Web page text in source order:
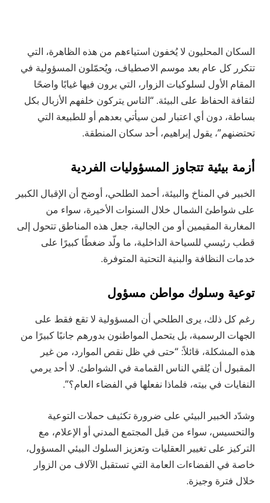
السكان المحليون لا يُخفون استياءهم من هذه الظاهرة، التي
تتكرر كل عام بعد موسم الاصطياف، ويُحمّلون المسؤولية في
المقام الأول لسلوكيات الزوار، التي يرون فيها غيابًا واضحًا
لثقافة الحفاظ على البيئة. “الناس يتركون خلفهم الأزبال بكل
بساطة، دون أي اعتبار لمن سيأتي بعدهم أو للطبيعة التي
تحتضنهم”، يقول إبراهيم، أحد سكان المنطقة.
أزمة بيئية تتجاوز المسؤوليات الفردية
الخبير في المناخ والبيئة، أحمد الطلحي، أوضح أن الإقبال الكبير
على شواطئ الشمال خلال السنوات الأخيرة، سواء من
المغاربة المقيمين أو من الجالية، جعل هذه المناطق تتحول إلى
قطب رئيسي للسياحة الداخلية، ما ولّد ضغطًا كبيرًا على
خدمات النظافة والبنية التحتية المتوفرة.
توعية وسلوك مواطن مسؤول
رغم كل ذلك، يرى الطلحي أن المسؤولية لا تقع فقط على
الجهات الرسمية، بل يتحمل المواطنون بدورهم جانبًا كبيرًا من
هذه المشكلة، قائلاً: “حتى في ظل نقص الموارد، من غير
المقبول أن يُلقي الناس القمامة في الشواطئ. لا أحد يرمي
النفايات في بيته، فلماذا نفعلها في الفضاء العام؟”.
وشدّد الخبير البيئي على ضرورة تكثيف حملات التوعية
والتحسيس، سواء من قبل المجتمع المدني أو الإعلام، مع
التركيز على تغيير العقليات وتعزيز السلوك البيئي المسؤول،
خاصة في الفضاءات العامة التي تستقبل الآلاف من الزوار
خلال فترة وجيزة.